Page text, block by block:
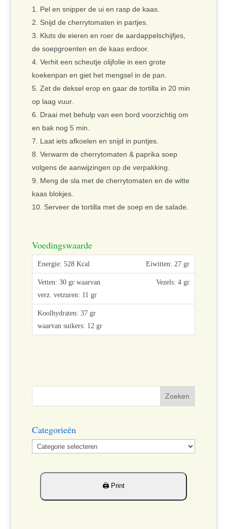
Pel en snipper de ui en rasp de kaas.
Snijd de cherrytomaten in partjes.
Kluts de eieren en roer de aardappelschijfjes,
de soepgroenten en de kaas erdoor.
Verhit een scheutje olijfolie in een grote
koekenpan en giet het mengsel in de pan.
Zet de deksel erop en gaar de tortilla in 20 min
op laag vuur.
Draai met behulp van een bord voorzichtig om
en bak nog 5 min.
Laat iets afkoelen en snijd in puntjes.
Verwarm de cherrytomaten & paprika soep
volgens de aanwijzingen op de verpakking.
Meng de sla met de cherrytomaten en de witte
kaas blokjes.
Serveer de tortilla met de soep en de salade.
Voedingswaarde
Eiwitten: 27 gr
Vezels: 4 gr
Categorieën
Categorieën